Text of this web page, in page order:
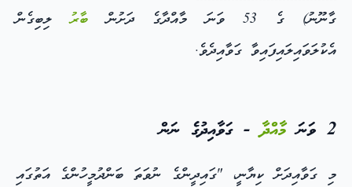
ގާނޫނު) ގެ 53 ވަނަ މާއްދާގެ ދަށުން
ބާރުލިބިގެން
އެކުލަވައިލައިފައިވާ ގަވާއިދެވެ.
2 ވަނަ މާއްދާ- ގަވާއިދުގެ ނަން
މި ގަވާއިދަށް ކިޔާނީ، "ގައިދީންގެ ނުވަތަ ބަންދުމީހުންގެ އަތުގައި